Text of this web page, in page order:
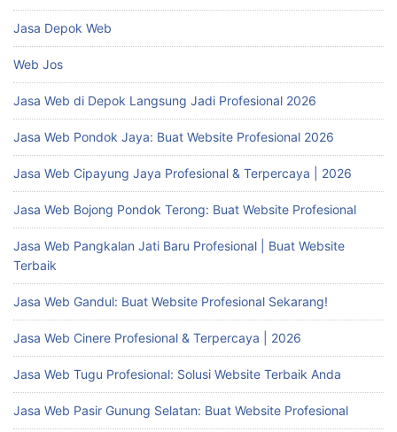
Jasa Depok Web
Web Jos
Jasa Web di Depok Langsung Jadi Profesional 2026
Jasa Web Pondok Jaya: Buat Website Profesional 2026
Jasa Web Cipayung Jaya Profesional & Terpercaya | 2026
Jasa Web Bojong Pondok Terong: Buat Website Profesional
Jasa Web Pangkalan Jati Baru Profesional | Buat Website
Terbaik
Jasa Web Gandul: Buat Website Profesional Sekarang!
Jasa Web Cinere Profesional & Terpercaya | 2026
Jasa Web Tugu Profesional: Solusi Website Terbaik Anda
Jasa Web Pasir Gunung Selatan: Buat Website Profesional